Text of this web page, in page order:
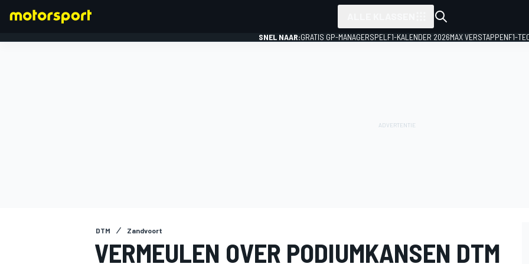
SNEL NAAR:GRATIS GP-MANAGERSPEL F1-KALENDER 2026MAX VERSTAPPENF1-
DTM Zandvoort
VERMEULEN OVER PODIUMKANSEN DTM